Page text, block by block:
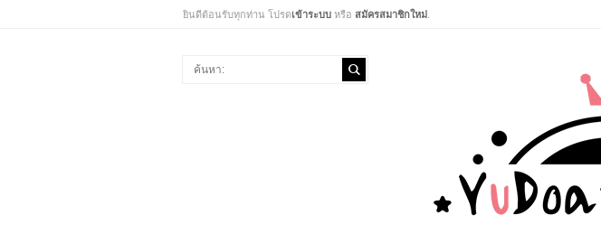
ยินดีต้อนรับทุกท่าน โปรดเข้าระบบ หรือ สมัครสมาชิกใหม่